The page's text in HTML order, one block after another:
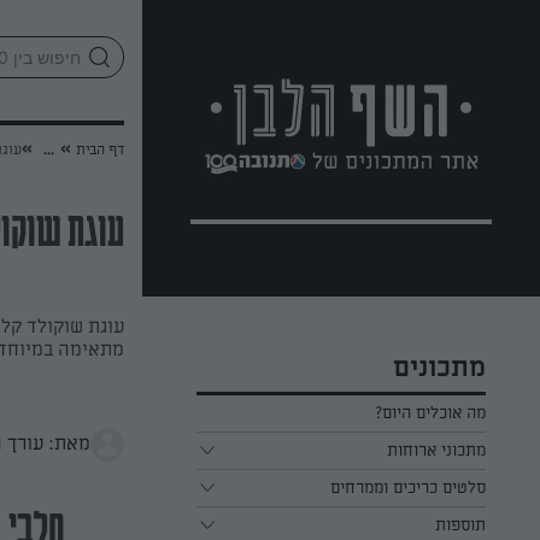
מתכונים
מה אוכלים היום?
מתכוני ארוחות
ארוחת בוקר
ארוחת צהריים
סלטים כריכים וממרחים
כל הסלטים כריכים וממרחים
תוספות
דף הבית »
...
»
עוגת
עוגת שוקולד
מתאימה
מאת: עורך